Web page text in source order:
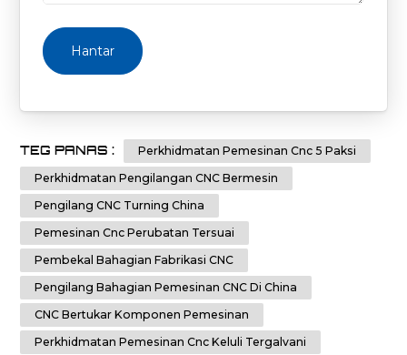
Hantar
TEG PANAS :
Perkhidmatan Pemesinan Cnc 5 Paksi
Perkhidmatan Pengilangan CNC Bermesin
Pengilang CNC Turning China
Pemesinan Cnc Perubatan Tersuai
Pembekal Bahagian Fabrikasi CNC
Pengilang Bahagian Pemesinan CNC Di China
CNC Bertukar Komponen Pemesinan
Perkhidmatan Pemesinan Cnc Keluli Tergalvani